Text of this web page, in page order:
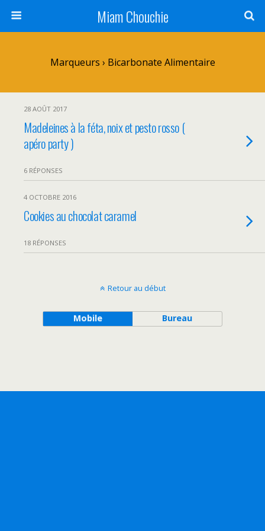
Miam Chouchie
Marqueurs › Bicarbonate Alimentaire
28 AOÛT 2017
Madeleines à la féta, noix et pesto rosso (
apéro party )
6 RÉPONSES
4 OCTOBRE 2016
Cookies au chocolat caramel
18 RÉPONSES
Retour au début
Mobile Bureau